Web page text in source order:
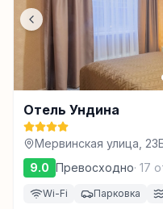
Отель Ундина
Мервинская улица,
9.0 Превосходно· 17
Wi-Fi Парковка